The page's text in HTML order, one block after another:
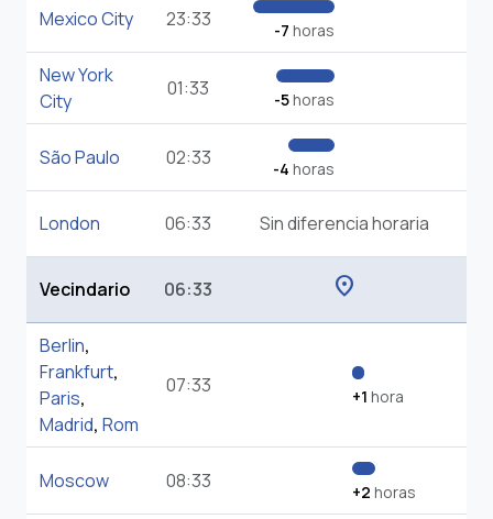
Mexico City 23:33 -7 horas
New York
City
01:33 -5horas
São Paulo 02:33 -4 horas
London 06:33 Sin diferencia horaria
Vecindario 06:33 location_on
Berlin,
Frankfurt,
Paris,
Madrid, Rom
07:33 +1 hora
Moscow 08:33 +2 horas